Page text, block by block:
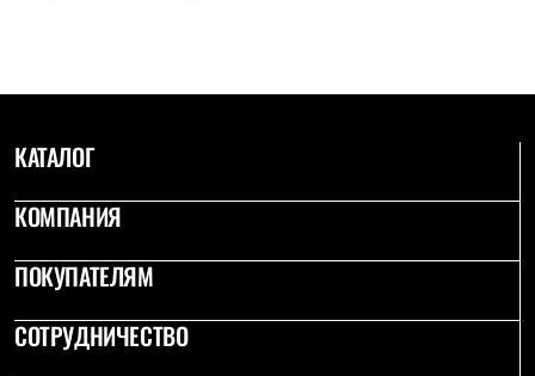
Куртки
Флисовая одежда
Брюки
Комбинезоны
Термобелье
Снаряжение
Палатки и тенты
КАТАЛОГ
КОМПАНИЯ
ПОКУПАТЕЛЯМ
СОТРУДНИЧЕСТВО